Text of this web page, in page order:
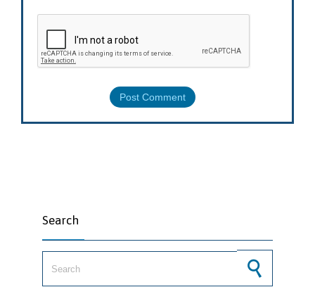
Search